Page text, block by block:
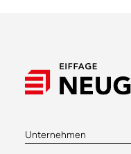
Unternehmen